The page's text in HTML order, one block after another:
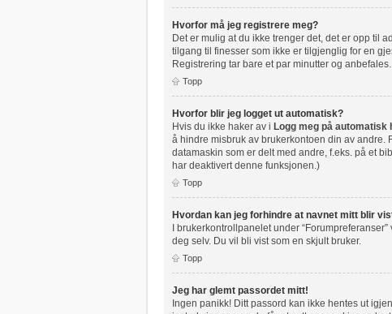
Hvorfor må jeg registrere meg?
Det er mulig at du ikke trenger det, det er opp til
tilgang til finesser som ikke er tilgjenglig for en
Registrering tar bare et par minutter og anbefales.
Topp
Hvorfor blir jeg logget ut automatisk?
Hvis du ikke haker av i Logg meg på automatisk
å hindre misbruk av brukerkontoen din av andre.
datamaskin som er delt med andre, f.eks. på et
har deaktivert denne funksjonen.)
Topp
Hvordan kan jeg forhindre at navnet mitt blir
I brukerkontrollpanelet under
deg selv. Du vil bli vist som en skjult bruker.
Topp
Jeg har glemt passordet mitt!
Ingen panikk! Ditt passord kan ikke hentes ut